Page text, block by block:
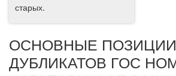
старых.
ОСНОВНЫЕ ПОЗИЦИИ
ДУБЛИКАТОВ ГОС